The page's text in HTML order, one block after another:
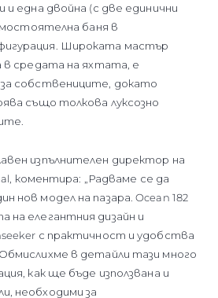
и една двойна (с две единични
баня в
Широката мастър
в средата на яхтата, е
собствениците, докато
също толкова луксозно
изпълнителен директор на
коментира: „Радваме се да
нов модел на пазара. Ocean 182
на елегантния дизайн и
с практичност и удобства
в детайли тази много
как ще бъде използвана и
необходими за